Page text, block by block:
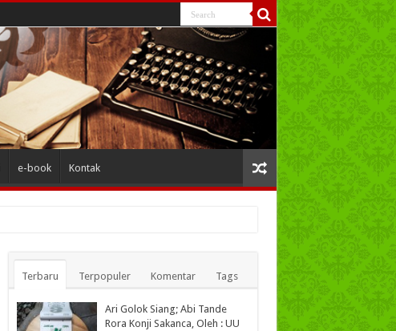
e-book Kontak
Terbaru Terpopuler Komentar Tags
Ari Golok Siang; Abi Tande
Rora Konji Sakanca, Oleh : UU